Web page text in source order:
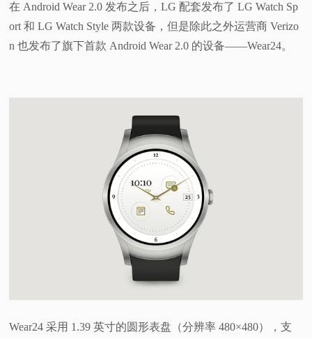
页
快
体
在 Android Wear 2.0 发布之后，LG 配套发布了 LG Watch Sp
ort 和 LG Watch Style 两款设备，但是除此之外运营商 Verizo
n 也发布了旗下首款 Android Wear 2.0 的设备——Wear24。
Wear24 采用 1.39 英寸的圆形表盘（分辨率 480×480），支